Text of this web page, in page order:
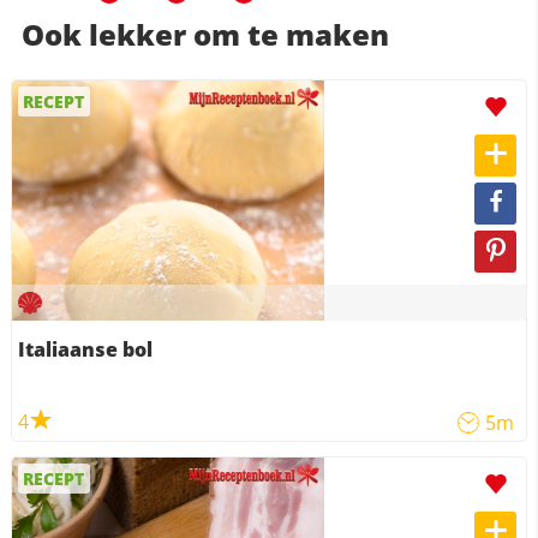
Ook lekker om te maken
RECEPT
Italiaanse bol
4 5m
RECEPT